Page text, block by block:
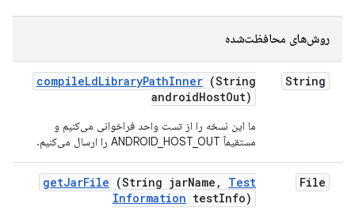
روش‌های محافظت‌شده
String
compileLdLibraryPathInner (String
androidHostOut)
ما این نسخه را از تست واحد فراخوانی می‌کنیم و
مستقیماً ANDROID_HOST_OUT را ارسال می‌کنیم.
File
getJarFile (String jarName ,
Test
Information testInfo)